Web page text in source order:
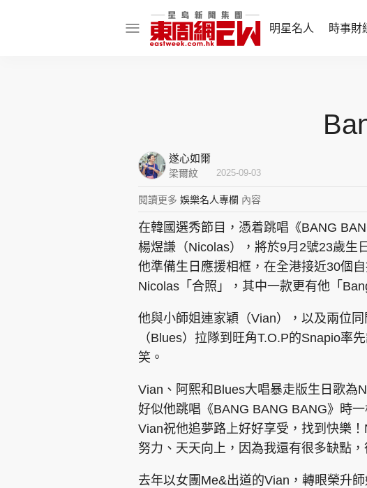
明星名人 時事財
東姑熱話
財經智庫
東周食玩通
樂在灣區
飲食玩樂
會員活動
東周JETSO
集團旗下品牌
東周刊 cazbuyer 東Touch PCM 電腦
遂心如爾
梁爾紋 2025-09-03
閱讀更多 娛樂名人專欄 內容
在韓國選秀節目，憑着跳唱《BANG
楊煜謙（Nicolas），將於9月2號23歲生
他準備生日應援相框，在全港接近30個
Nicolas「合照」，其中一款更有他「
他與小師姐連家穎（Vian），以及兩位
（Blues）拉隊到旺角T.O.P的Snapio率
笑。
Vian、阿熙和Blues大唱暴走版生日歌為
好似他跳唱《BANG BANG BANG》時
Vian祝他追夢路上好好享受，找到快樂
努力、天天向上，因為我還有很多缺點，
去年以女團Me&出道的Vian，轉眼榮升